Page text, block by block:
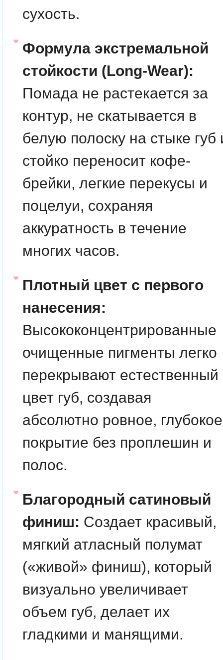
сухость.
Формула экстремальной
стойкости (Long-Wear):
Помада не растекается за
контур, не скатывается в
белую полоску на стыке губ
стойко переносит кофе-
брейки, легкие перекусы и
поцелуи, сохраняя
аккуратность в течение
многих часов.
Плотный цвет с первого
нанесения:
Высококонцентрированные
очищенные пигменты легко
перекрывают естественный
цвет губ, создавая
абсолютно ровное, глубокое
покрытие без проплешин и
полос.
Благородный сатиновый
финиш: Создает красивый,
мягкий атласный полумат
(«живой» финиш), который
визуально увеличивает
объем губ, делает их
гладкими и манящими.